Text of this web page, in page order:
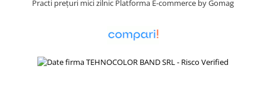
Practi prețuri mici zilnic Platforma E-commerce by Gomag